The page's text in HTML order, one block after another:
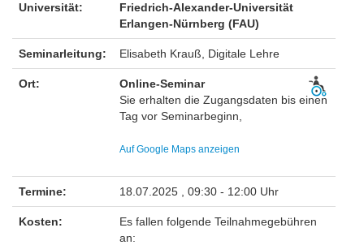
Universität:
Friedrich-Alexander-Universität
Erlangen-Nürnberg (FAU)
Seminarleitung: Elisabeth Krauß, Digitale Lehre
Ort:
Online-Seminar
Sie erhalten die Zugangsdaten bis einen
Tag vor Seminarbeginn,
Auf Google Maps anzeigen
Termine: 18.07.2025 , 09:30 - 12:00 Uhr
Kosten:
Es fallen folgende Teilnahmegebühren
an: